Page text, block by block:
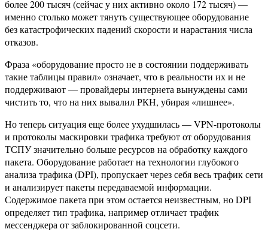
более 200 тысяч (сейчас у них активно около 172 тысяч) —
именно столько может тянуть существующее оборудование
без катастрофических падений скорости и нарастания числа
отказов.
Фраза «оборудование просто не в состоянии поддерживать
такие таблицы правил» означает, что в реальности их и не
поддерживают — провайдеры интернета вынуждены сами
чистить то, что на них вывалил РКН, убирая «лишнее».
Но теперь ситуация еще более ухудшилась — VPN-протоколы
и протоколы маскировки трафика требуют от оборудования
ТСПУ значительно больше ресурсов на обработку каждого
пакета. Оборудование работает на технологии глубокого
анализа трафика (DPI), пропускает через себя весь трафик сети
и анализирует пакеты передаваемой информации.
Содержимое пакета при этом остается неизвестным, но DPI
определяет тип трафика, например отличает трафик
мессенджера от заблокированной соцсети.